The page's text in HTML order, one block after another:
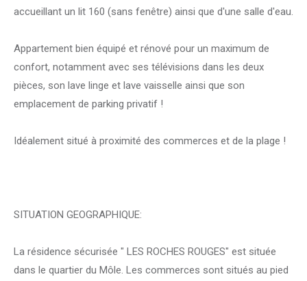
accueillant un lit 160 (sans fenêtre) ainsi que d'une salle d'eau.
Appartement bien équipé et rénové pour un maximum de
confort, notamment avec ses télévisions dans les deux
pièces, son lave linge et lave vaisselle ainsi que son
emplacement de parking privatif !
Idéalement situé à proximité des commerces et de la plage !
SITUATION GEOGRAPHIQUE:
La résidence sécurisée " LES ROCHES ROUGES" est située
dans le quartier du Môle. Les commerces sont situés au pied